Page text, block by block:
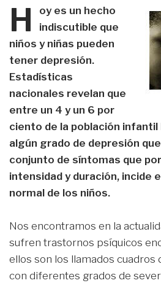
H
oy es un hecho
indiscutible que
niños y niñas pueden
tener depresión.
Estadísticas
nacionales revelan que
entre un 4 y un 6 por
ciento de la población infantil
algún grado de depresión
conjunto de síntomas que
intensidad y duración, incide
normal de los niños.
Nos encontramos en la
sufren trastornos psíquicos
ellos son los llamados
con diferentes grados de